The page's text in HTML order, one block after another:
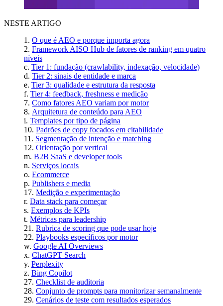
NESTE ARTIGO
O que é AEO e porque importa agora
Framework AISO Hub de fatores de ranking em quatro
níveis
Tier 1: fundação (crawlability, indexação, velocidade)
Tier 2: sinais de entidade e marca
Tier 3: qualidade e estrutura da resposta
Tier 4: feedback, freshness e medição
Como fatores AEO variam por motor
Arquitetura de conteúdo para AEO
Templates por tipo de página
Padrões de copy focados em citabilidade
Segmentação de intenção e matching
Orientação por vertical
B2B SaaS e developer tools
Serviços locais
Ecommerce
Publishers e media
Medição e experimentação
Data stack para começar
Exemplos de KPIs
Métricas para leadership
Rubrica de scoring que pode usar hoje
Playbooks específicos por motor
Google AI Overviews
ChatGPT Search
Perplexity
Bing Copilot
Checklist de auditoria
Conjunto de prompts para monitorizar semanalmente
Cenários de teste com resultados esperados